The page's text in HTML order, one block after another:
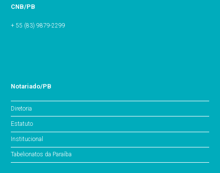
CNB/PB
+ 55 (83) 9879-2299
Notariado/PB
Diretoria
Estatuto
Institucional
Tabelionatos da Paraíba